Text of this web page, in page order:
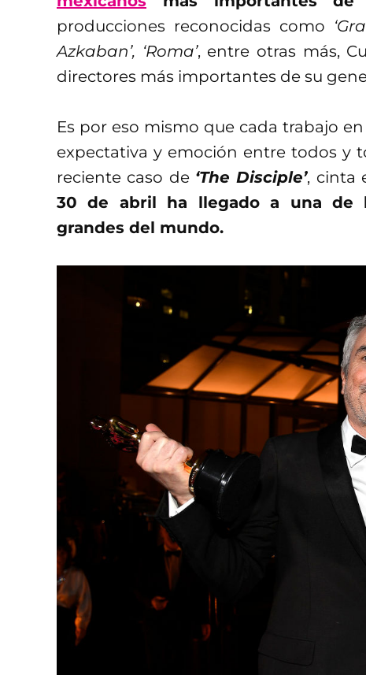
producciones reconocidas como
Azkaban’, ‘Roma’, entre otras más,
directores más importantes de su
Es por eso mismo que cada trabajo
expectativa y emoción entre todos y
reciente caso de ‘The Disciple’, cinta
30 de abril ha llegado a una de
grandes del mundo.